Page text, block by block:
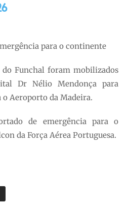
do Funchal foram mobilizados
Dr Nélio Mendonça para
Aeroporto da Madeira.
de emergência para o
da Força Aérea Portuguesa.